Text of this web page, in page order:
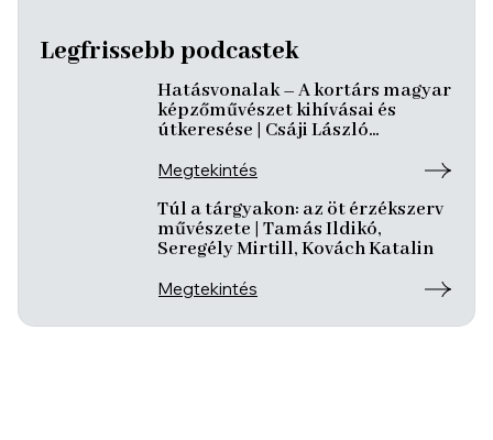
Legfrissebb podcastek
Hatásvonalak – A kortárs magyar
képzőművészet kihívásai és
útkeresése | Csáji László
József
Megtekintés
Túl a tárgyakon: az öt érzékszerv
művészete | Tamás Ildikó,
Seregély Mirtill, Kovách Katalin
Megtekintés